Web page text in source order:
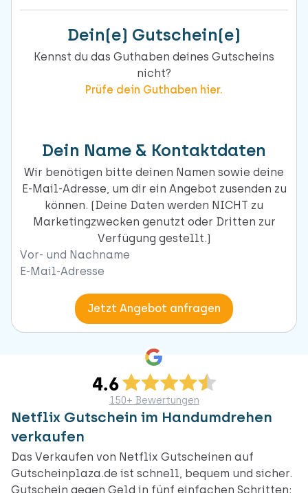
Dein(e) Gutschein(e)
Kennst du das Guthaben deines Gutscheins
nicht?
Prüfe dein Guthaben hier.
Dein Name & Kontaktdaten
Wir benötigen bitte deinen Namen sowie deine
E-Mail-Adresse, um dir ein Angebot zusenden zu
können. (Deine Daten werden NICHT zu
Marketingzwecken genutzt oder Dritten zur
Verfügung gestellt.)
Naam
Email
Jetzt Angebot anfragen
150+ Bewertungen
Netflix Gutschein im Handumdrehen
verkaufen
Das Verkaufen von Netflix Gutscheinen auf
Gutscheinplaza.de ist schnell, bequem und sicher.
Gutschein gegen Geld in fünf einfachen Schritten: